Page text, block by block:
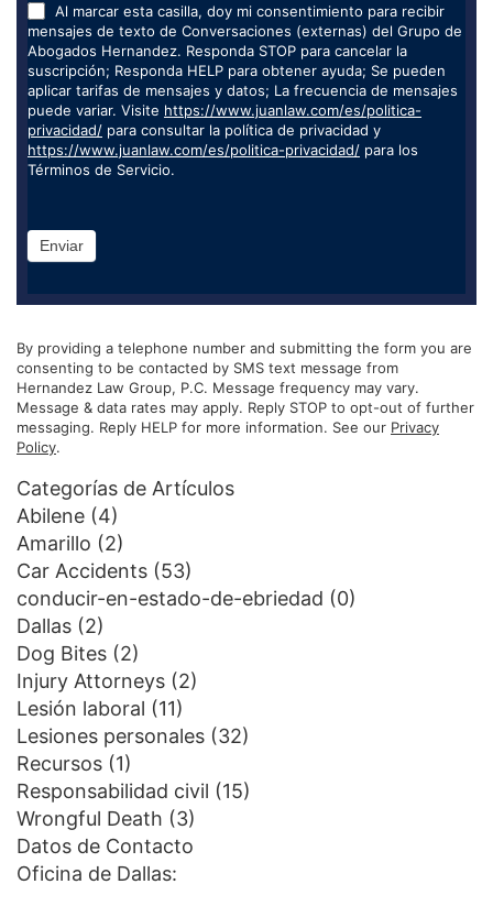
Al marcar esta casilla, doy mi consentimiento para recibir
mensajes de texto de Conversaciones (externas) del Grupo de
Abogados Hernandez. Responda STOP para cancelar la
suscripción; Responda HELP para obtener ayuda; Se pueden
aplicar tarifas de mensajes y datos; La frecuencia de mensajes
puede variar. Visite https://www.juanlaw.com/es/politica-
privacidad/ para consultar la política de privacidad y
https://www.juanlaw.com/es/politica-privacidad/ para los
Términos de Servicio.
Enviar
By providing a telephone number and submitting the form you are
consenting to be contacted by SMS text message from
Hernandez Law Group, P.C. Message frequency may vary.
Message & data rates may apply. Reply STOP to opt-out of further
messaging. Reply HELP for more information. See our Privacy
Policy.
Categorías de Artículos
Abilene (4)
Amarillo (2)
Car Accidents (53)
conducir-en-estado-de-ebriedad (0)
Dallas (2)
Dog Bites (2)
Injury Attorneys (2)
Lesión laboral (11)
Lesiones personales (32)
Recursos (1)
Responsabilidad civil (15)
Wrongful Death (3)
Datos de Contacto
Oficina de Dallas: